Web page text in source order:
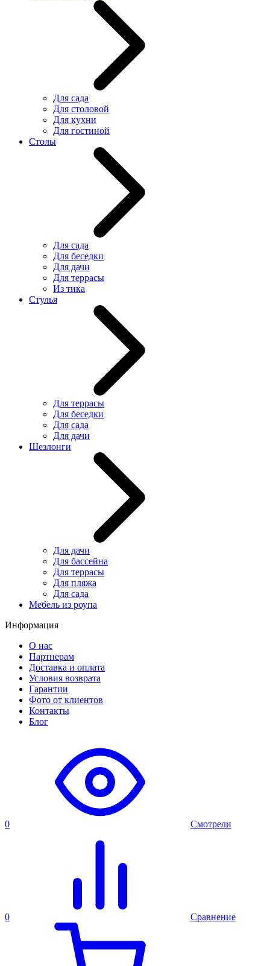
Для сада
Для столовой
Для кухни
Для гостиной
Столы
Для сада
Для беседки
Для дачи
Для террасы
Из тика
Стулья
Для террасы
Для беседки
Для сада
Для дачи
Шезлонги
Для дачи
Для бассейна
Для террасы
Для пляжа
Для сада
Мебель из роупа
Информация
О нас
Партнерам
Доставка и оплата
Условия возврата
Гарантии
Фото от клиентов
Контакты
Блог
0 Смотрели
0 Сравнение